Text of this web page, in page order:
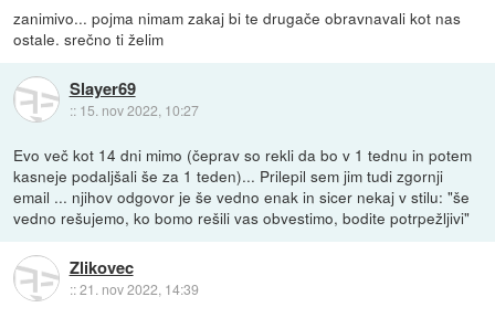
zanimivo... pojma nimam zakaj bi te drugače obravnavali kot nas
ostale. srečno ti želim
Slayer69
:: 15. nov 2022, 10:27
Evo več kot 14 dni mimo (čeprav so rekli da bo v 1 tednu in potem
kasneje podaljšali še za 1 teden)... Prilepil sem jim tudi zgornji
email ... njihov odgovor je še vedno enak in sicer nekaj v stilu: "še
vedno rešujemo, ko bomo rešili vas obvestimo, bodite potrpežljivi"
Zlikovec
::21. nov 2022, 14:39